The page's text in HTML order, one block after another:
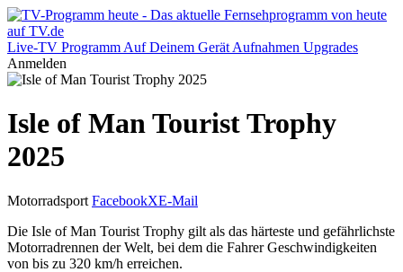
Live-TV Programm Auf Deinem Gerät Aufnahmen Upgrades
Anmelden
Isle of Man Tourist Trophy
2025
Motorradsport FacebookXE-Mail
Die Isle of Man Tourist Trophy gilt als das härteste und gefährlichste
Motorradrennen der Welt, bei dem die Fahrer Geschwindigkeiten
von bis zu 320 km/h erreichen.